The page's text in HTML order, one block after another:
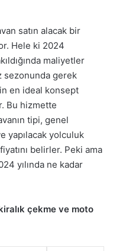
satın alacak bir
Hele ki 2024
maliyetler
sezonunda gerek
en ideal konsept
Bu hizmette
tipi, genel
yapılacak yolculuk
belirler. Peki ama
yılında ne kadar
çekme ve moto